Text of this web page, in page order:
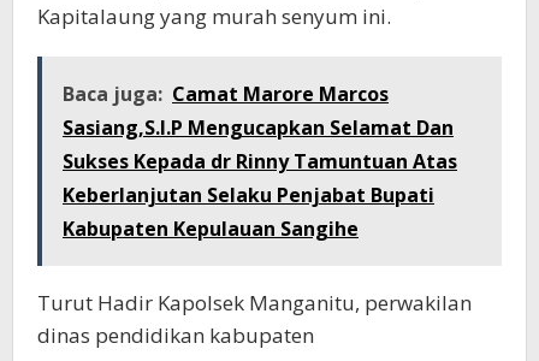
Kapitalaung yang murah senyum ini.
Baca juga: Camat Marore Marcos
Sasiang,S.I.P Mengucapkan Selamat Dan
Sukses Kepada dr Rinny Tamuntuan Atas
Keberlanjutan Selaku Penjabat Bupati
Kabupaten Kepulauan Sangihe
Turut Hadir Kapolsek Manganitu, perwakilan
dinas pendidikan kabupaten